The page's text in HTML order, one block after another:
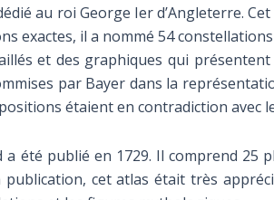
au roi George Ier d’Angleterre.
exactes, il a nommé 54
et des graphiques qui
par Bayer dans la
étaient en contradiction avec
a été publié en 1729. Il comprend
publication, cet atlas était très